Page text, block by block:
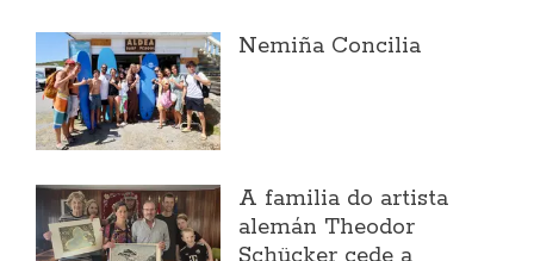
Nemiña Concilia
A familia do artista
alemán Theodor